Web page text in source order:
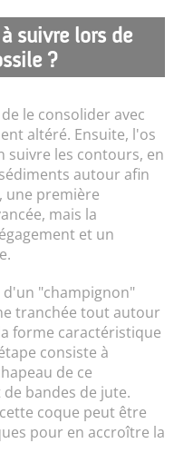
suivre lors de
?
le consolider avec
altéré. Ensuite, l'os
suivre les contours, en
autour afin
une première
mais la
et un
d'un "champignon"
tranchée tout autour
forme caractéristique
consiste à
de ce
bandes de jute.
coque peut être
pour en accroître la